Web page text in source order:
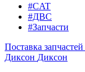
#CAT
#ДВС
#Запчасти
Поставка запчастей
Диксон Диксон